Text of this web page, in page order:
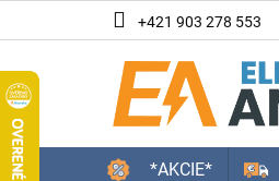
na
+421 903 278 553
*AKCIE*